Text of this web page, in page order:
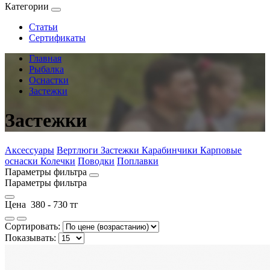
Категории
Статьи
Сертификаты
Главная
Рыбалка
Оснастки
Застежки
Застежки
Аксессуары Вертлюги Застежки Карабинчики Карповые
оснаски Колечки Поводки Поплавки
Параметры фильтра
Параметры фильтра
Цена 380 - 730 тг
Сортировать:
Показывать: